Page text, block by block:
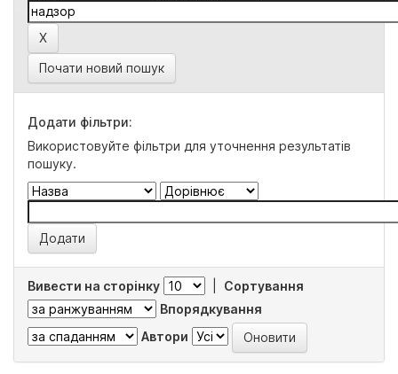
Почати новий пошук
Додати фільтри:
Використовуйте фільтри для уточнення результатів
пошуку.
Вивести на сторінку
Сортування
Впорядкування
Автори